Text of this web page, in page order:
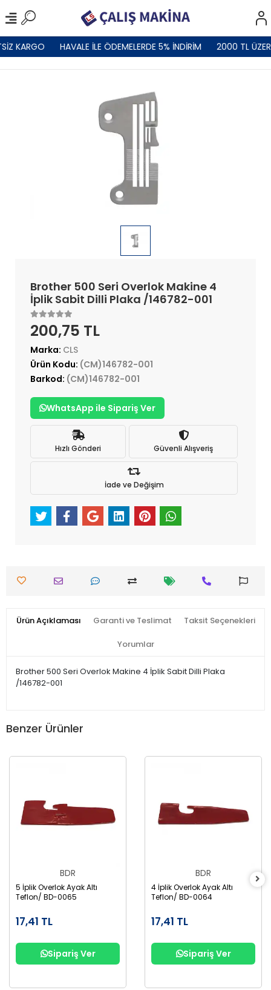
KARGO HAVALE İLE ÖDEMELERDE 5% İNDİRİM 2000 TL
Brother 500 Seri Overlok Makine 4
İplik Sabit Dilli Plaka /146782-001
200,75 TL
Marka: CLS
Ürün Kodu: (CM)146782-001
Barkod: (CM)146782-001
WhatsApp ile Sipariş Ver
Hızlı Gönderi Güvenli Alışveriş
İade ve Değişim
Ürün Açıklaması Garanti ve Teslimat Taksit Seçenekleri
Yorumlar
Brother 500 Seri Overlok Makine 4 İplik Sabit Dilli Plaka
/146782-001
Benzer Ürünler
BDR
5 İplik Overlok Ayak Altı
Teflon/ BD-0065
17,41 TL
Sipariş Ver
BDR
4 İplik Overlok Ayak Altı
Teflon/ BD-0064
17,41 TL
Sipariş Ver